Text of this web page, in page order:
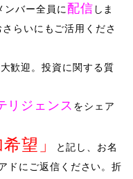
ンバー全員に配信 しま
らいにもご活用くださ
歓迎。投資に関する質
リジェンス をシェア
望」
と記し、お名
ドにご返信ください。折